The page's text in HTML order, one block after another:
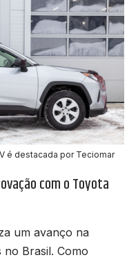
é destacada por Teciomar
com o Toyota
um avanço na
Brasil. Como